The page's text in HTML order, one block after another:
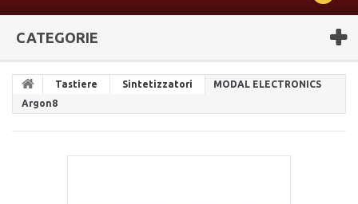
CATEGORIE
Tastiere Sintetizzatori
MODAL ELECTRONICS
Argon8